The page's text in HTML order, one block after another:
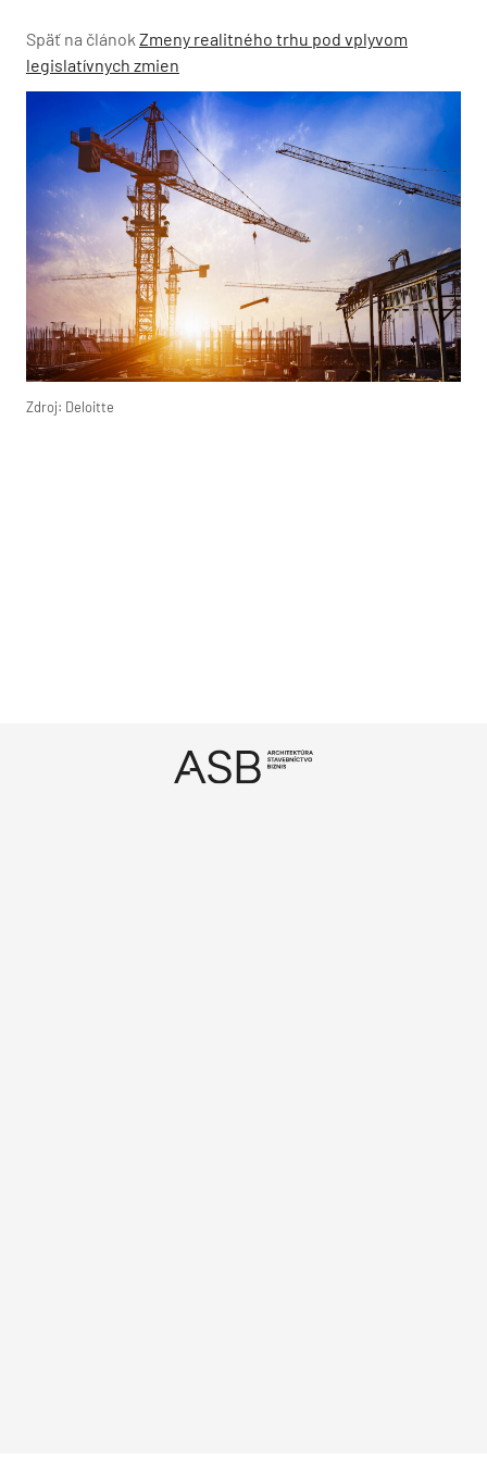
Späť na článok Zmeny realitného trhu pod vplyvom
legislatívnych zmien
Zdroj: Deloitte